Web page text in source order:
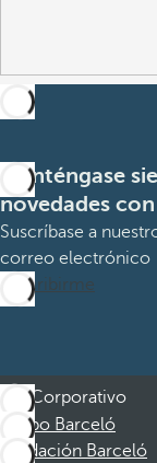
Manténgase
novedades
Suscríbase a
correo electrónico
Suscribirme
Corporativo
Grupo Barceló
Fundación Barceló